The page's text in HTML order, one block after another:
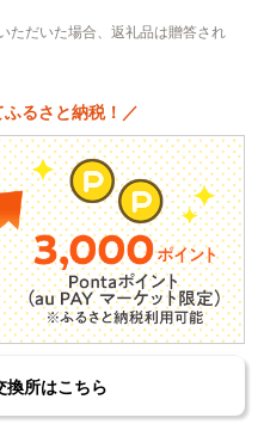
ただいた場合、返礼品は贈答され
るさと納税！／
換所はこちら